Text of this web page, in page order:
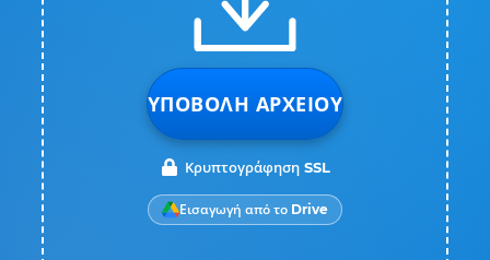
ΥΠΟΒΟΛΉ ΑΡΧΕΊΟΥ
Κρυπτογράφηση SSL
Εισαγωγή από το Drive